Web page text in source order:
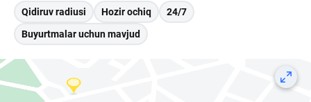
Qidiruv radiusi Hozir ochiq
24/7
Buyurtmalar uchun mavjud